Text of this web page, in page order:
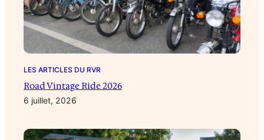
LES ARTICLES DU RVR
Road Vintage Ride 2026
6 juillet, 2026